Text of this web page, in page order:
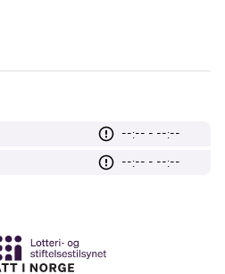
--:-- - --:--
--:-- - --:--